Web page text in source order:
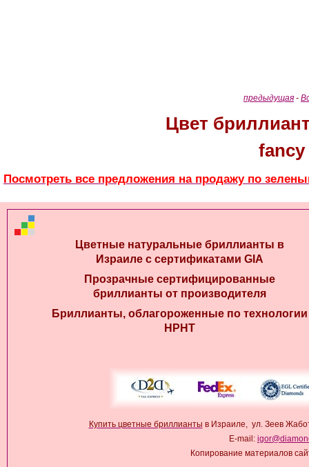
предыдущая -
Цвет
fancy
Посмотреть все предложения на продажу по
Цветные натуральные бриллианты в
Израиле с сертификатами GIA
Прозрачные сертифицированные
бриллианты от производителя
Бриллианты, облагороженные по технологии
HPHT
Купить цветные бриллианты в Израиле, ул. Зеев
E-mail:
Копирование материалов